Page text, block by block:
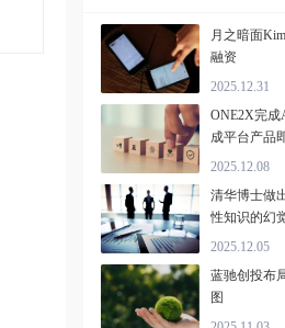
月之暗面
融资
2025.12.31
ONE2X完成
成平台产品
2025.12.08
清华博士做
性知识的幻
万级投资
2025.12.05
蓝驰创投布
图